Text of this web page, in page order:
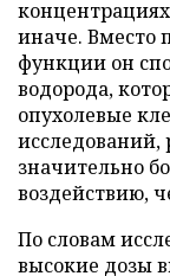
иначе. Вместо
функции он
водорода,
опухолевые
исследований,
значительно
воздействию,
По словам
высокие дозы